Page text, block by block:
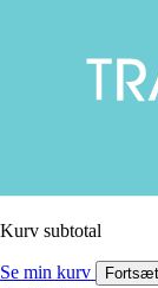
Kurv subtotal
Se min kurv